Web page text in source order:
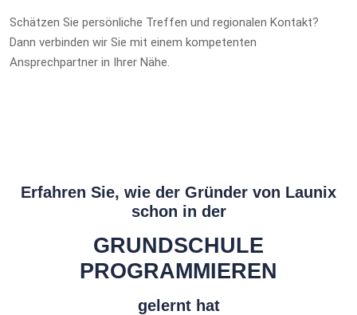
Schätzen Sie persönliche Treffen und regionalen Kontakt?
Dann verbinden wir Sie mit einem kompetenten
Ansprechpartner in Ihrer Nähe.
Erfahren Sie, wie der Gründer von Launix
schon in der
GRUNDSCHULE
PROGRAMMIEREN
gelernt hat